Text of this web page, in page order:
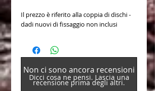
Il prezzo è riferito alla coppia di dischi -
dadi nuovi di fissaggio non inclusi
Non ci sono ancora recensioni
Dicci cosa ne pensi. Lascia una
recensione prima degli altri.